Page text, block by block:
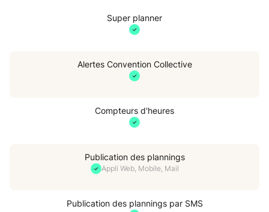
Super planner
Alertes Convention Collective
Compteurs d'heures
Publication des plannings
Appli Web, Mobile, Mail
Publication des plannings par SMS